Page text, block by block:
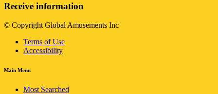
Receive information
© Copyright Global Amusements Inc
Terms of Use
Accessibility
Main Menu
Most Searched